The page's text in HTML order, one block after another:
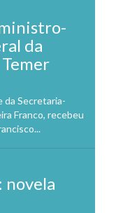
da
Secretaria-
Franco, recebeu
novela